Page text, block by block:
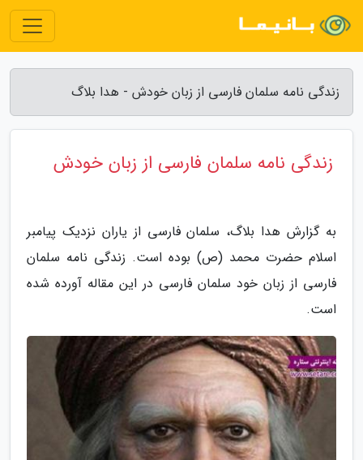
زندگی نامه سلمان فارسی از زبان خودش - هدا بلاگ
زندگی نامه سلمان فارسی از زبان خودش
به گزارش هدا بلاگ، سلمان فارسی از یاران نزدیک پیامبر
اسلام حضرت محمد (ص) بوده است. زندگی نامه سلمان
فارسی از زبان خود سلمان فارسی در این مقاله آورده شده
است.